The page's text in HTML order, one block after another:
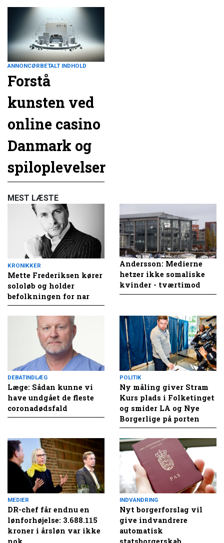
ANNONCØRBETALT INDHOLD
Forstå
kunsten ved
online casino
Danmark og
spiloplevelser
MEST LÆSTE
KRONIKKER
Mette Frederiksen kører
sololøb og holder
befolkningen for nar
Andersson: Medierne
hetzer ikke somaliske
kvinder - tværtimod
DEBATINDLÆG
Læge: Sådan kunne vi
have undgået de fleste
coronadødsfald
POLITIK
Ny måling giver Stram
Kurs plads i Folketinget
og smider LA og Nye
Borgerlige på porten
MEDIER
DR-chef får endnu en
lønforhøjelse: 3.688.115
kroner i årsløn var ikke
INDVANDRING
Nyt borgerforslag vil
give indvandrere
automatisk